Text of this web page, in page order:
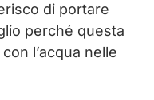
di portare
perché questa
l’acqua nelle